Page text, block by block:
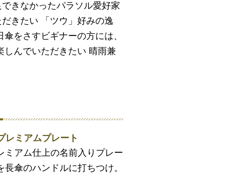
きなかったパラソル愛好家
きたい 「ツウ」好みの逸
をさすビギナーの方には、
しんでいただきたい 晴雨兼
レミアムプレート
ミアム仕上の名前入りプレー
長傘のハンドルに打ちつけ。